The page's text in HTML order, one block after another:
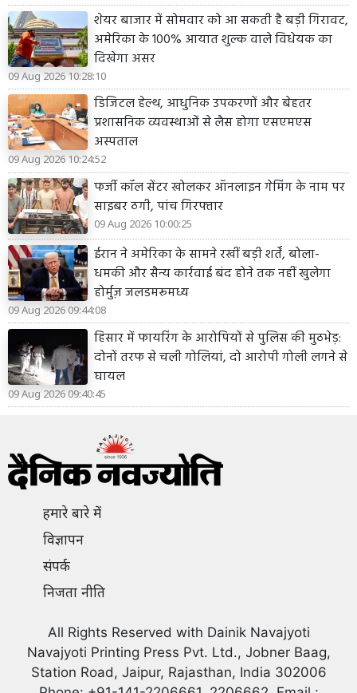
शेयर बाजार में सोमवार को आ सकती है बड़ी गिरावट,
अमेरिका के 100% आयात शुल्क वाले विधेयक का
दिखेगा असर
09 Aug 2026 10:28:10
डिजिटल हेल्थ, आधुनिक उपकरणों और बेहतर
प्रशासनिक व्यवस्थाओं से लैस होगा एसएमएस
अस्पताल
09 Aug 2026 10:24:52
फर्जी कॉल सेंटर खोलकर ऑनलाइन गेमिंग के नाम पर
साइबर ठगी, पांच गिरफ्तार
09 Aug 2026 10:00:25
ईरान ने अमेरिका के सामने रखीं बड़ी शर्तें, बोला-
धमकी और सैन्य कार्रवाई बंद होने तक नहीं खुलेगा
होर्मुज़ जलडमरूमध्य
09 Aug 2026 09:44:08
हिसार में फायरिंग के आरोपियों से पुलिस की मुठभेड़:
दोनों तरफ से चली गोलियां, दो आरोपी गोली लगने से
घायल
09 Aug 2026 09:40:45
हमारे बारे में
विज्ञापन
संपर्क
निजता नीति
All Rights Reserved with Dainik Navajyoti
Navajyoti Printing Press Pvt. Ltd., Jobner Baag,
Station Road, Jaipur, Rajasthan, India 302006